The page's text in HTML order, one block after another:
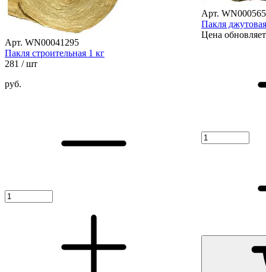
Арт. WN00041295
Пакля строительная 1 кг
281 / шт
руб.
Арт.
Пакля
Цена